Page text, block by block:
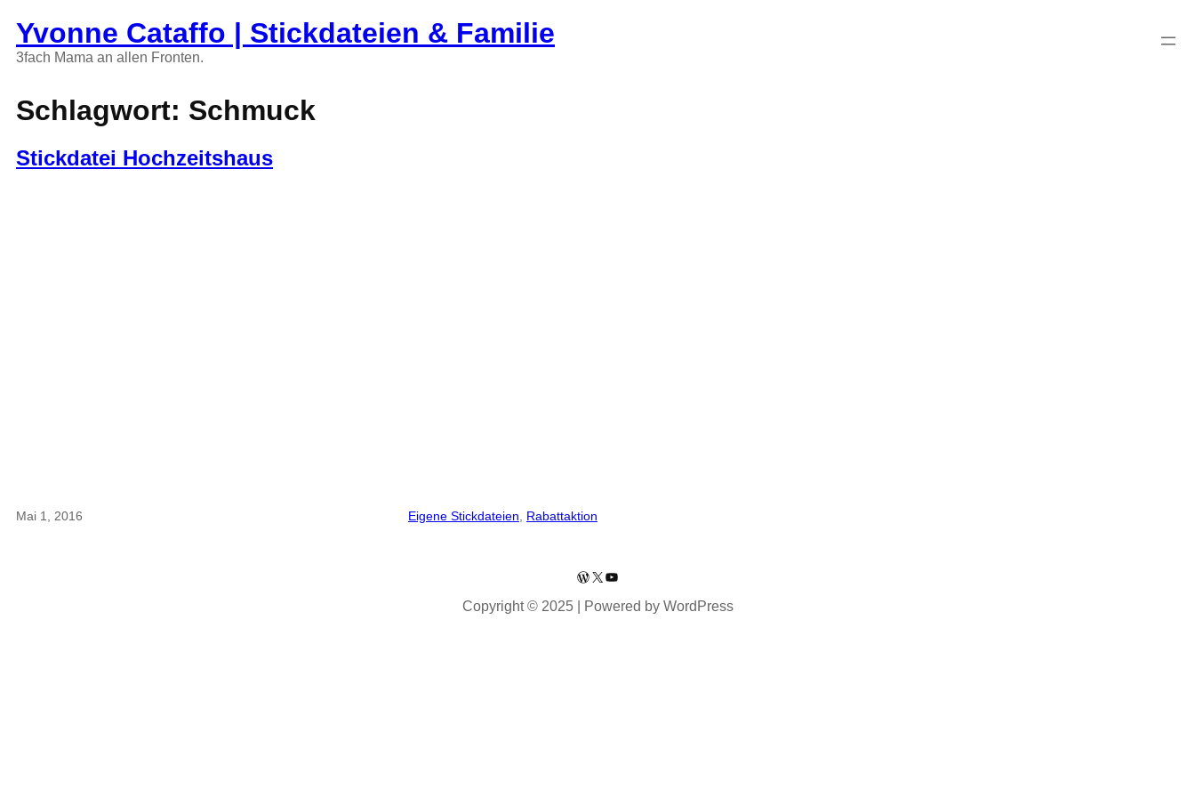
Inhalt
springen
Yvonne Cataffo | Stickdateien & Familie
3fach Mama an allen Fronten.
Schlagwort: Schmuck
Stickdatei Hochzeitshaus
Mai 1, 2016 Eigene Stickdateien, Rabattaktion
WordPress
X YouTube
Copyright © 2025 | Powered by WordPress